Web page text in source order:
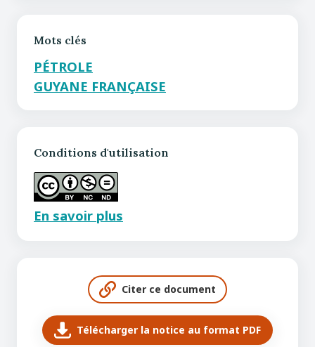
Mots clés
PÉTROLE
GUYANE FRANÇAISE
Conditions d'utilisation
En savoir plus
Citer ce document
Télécharger la notice au format PDF